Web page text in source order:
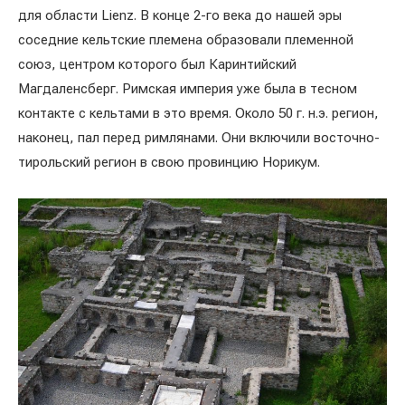
для области Lienz. В конце 2-го века до нашей эры
соседние кельтские племена образовали племенной
союз, центром которого был Каринтийский
Магдаленсберг. Римская империя уже была в тесном
контакте с кельтами в это время. Около 50 г. н.э. регион,
наконец, пал перед римлянами. Они включили восточно-
тирольский регион в свою провинцию Норикум.